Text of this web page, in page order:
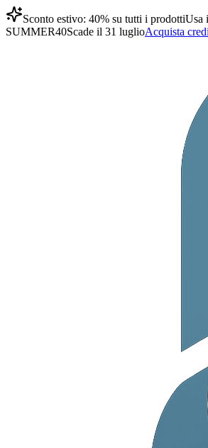
Sconto estivo: 40% su tutti i prodottiUsa
SUMMER40Scade il 31 luglioAcquista